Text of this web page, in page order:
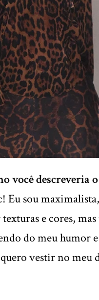
você descreveria
Eu sou
e cores,
do meu humor
quero vestir no meu